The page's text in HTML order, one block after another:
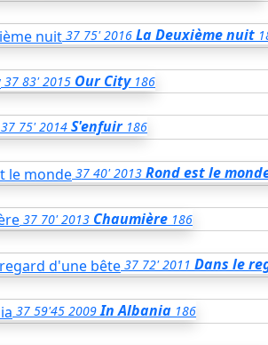
37 75' 2016 La Deuxième nuit
37 83' 2015 Our City 186
37 75' 2014 S'enfuir 186
37 40' 2013 Rond est le
37 70' 2013 Chaumière 186
37 72' 2011 Dans le
37 59'45 2009 In Albania 186